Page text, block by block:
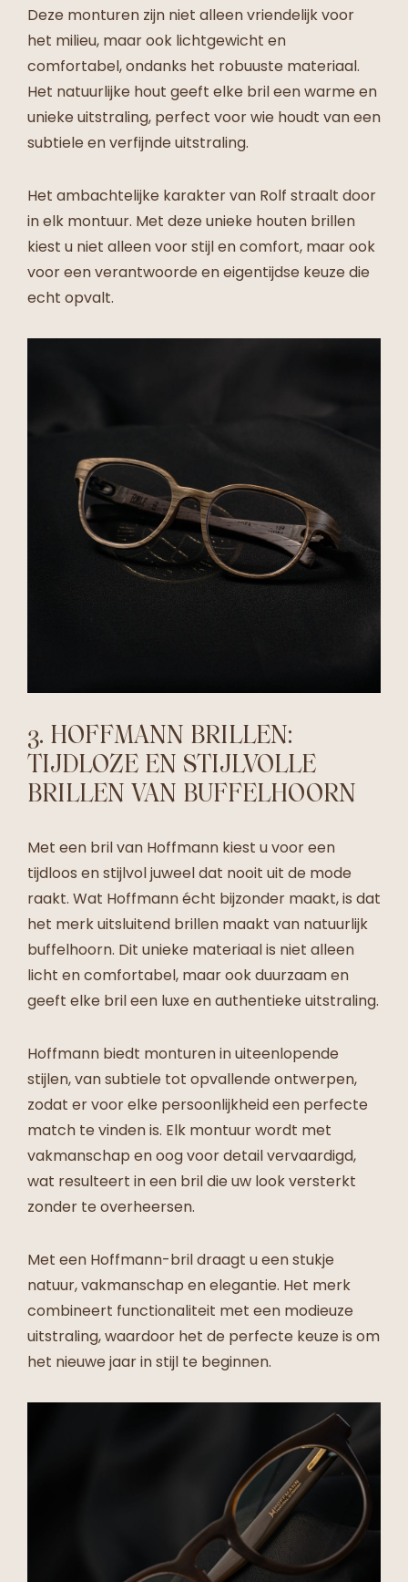
Deze monturen zijn niet alleen vriendelijk voor
het milieu, maar ook lichtgewicht en
comfortabel, ondanks het robuuste materiaal.
Het natuurlijke hout geeft elke bril een warme en
unieke uitstraling, perfect voor wie houdt van een
subtiele en verfijnde uitstraling.
Het ambachtelijke karakter van Rolf straalt door
in elk montuur. Met deze unieke houten brillen
kiest u niet alleen voor stijl en comfort, maar ook
voor een verantwoorde en eigentijdse keuze die
echt opvalt.
3. HOFFMANN BRILLEN:
TIJDLOZE EN STIJLVOLLE
BRILLEN VAN BUFFELHOORN
Met een bril van Hoffmann kiest u voor een
tijdloos en stijlvol juweel dat nooit uit de mode
raakt. Wat Hoffmann écht bijzonder maakt, is dat
het merk uitsluitend brillen maakt van natuurlijk
buffelhoorn. Dit unieke materiaal is niet alleen
licht en comfortabel, maar ook duurzaam en
geeft elke bril een luxe en authentieke uitstraling.
Hoffmann biedt monturen in uiteenlopende
stijlen, van subtiele tot opvallende ontwerpen,
zodat er voor elke persoonlijkheid een perfecte
match te vinden is. Elk montuur wordt met
vakmanschap en oog voor detail vervaardigd,
wat resulteert in een bril die uw look versterkt
zonder te overheersen.
Met een Hoffmann-bril draagt u een stukje
natuur, vakmanschap en elegantie. Het merk
combineert functionaliteit met een modieuze
uitstraling, waardoor het de perfecte keuze is om
het nieuwe jaar in stijl te beginnen.